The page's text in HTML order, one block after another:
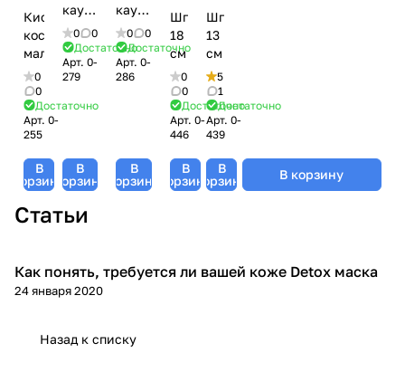
Кисть
косметическая
малая
0
0
Достаточно
Арт. 0-
255
В
корзину
каучуковая,
11 см
0
0
Достаточно
Арт. 0-
279
В
корзину
каучуковая,
13 см
0
0
Достаточно
Арт.0-
286
В
корзину
Шпатель,
18
см
0
0
Достаточно
Арт.0-
446
В
корзину
Шпатель,
13
см
5
1
Достаточно
Арт.0-
439
В
корзину
В корзину
Статьи
Уход за лицом
Как понять, требуется ли вашей коже Detox маска
24 января 2020
Назад к списку